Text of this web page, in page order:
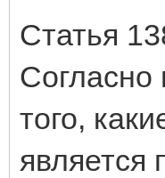
Статья
Согласно
того,
является